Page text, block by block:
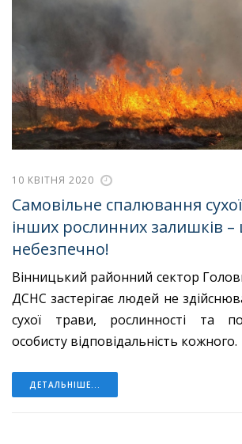
10 КВІТНЯ 2020
Самовільне спалювання
інших рослинних залишків –
небезпечно!
Вінницький районний сектор
ДСНС застерігає людей не
сухої трави, рослинності та
особисту відповідальність кожного.
ДЕТАЛЬНІШЕ...